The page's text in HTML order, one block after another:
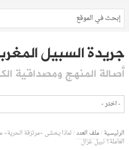
جريدة السبيل
أصالة المنهج ومصداقية
الرئيسية/ملف العدد/لماذا يخشى «مرتزقة
العاملة؟ نبيل غزال